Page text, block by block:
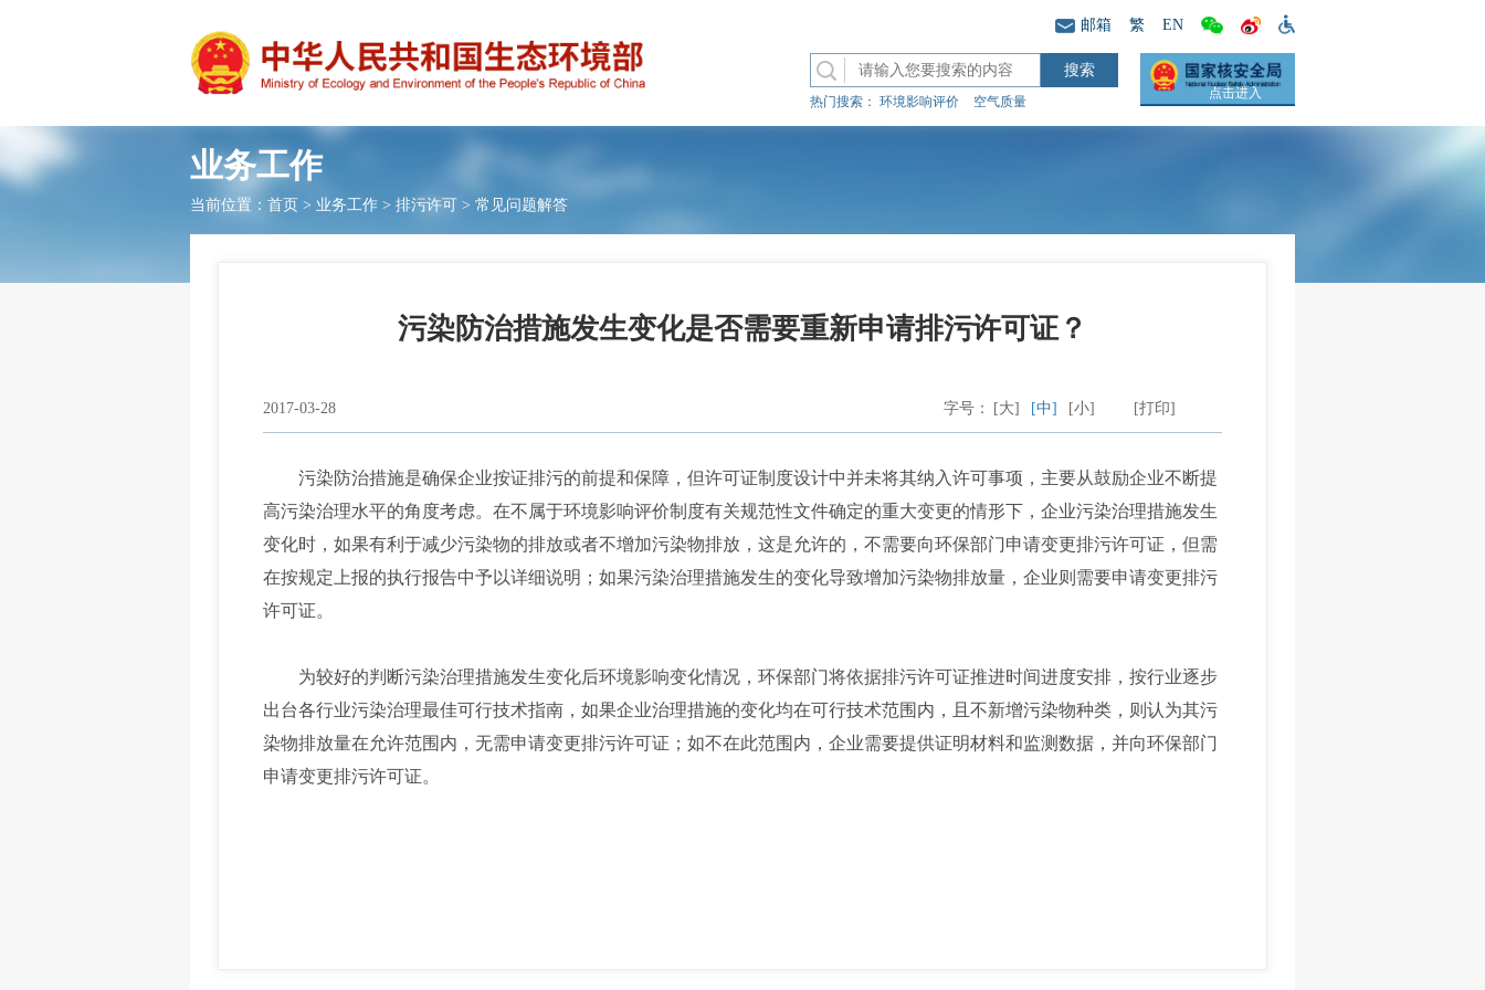
邮箱 繁 EN
热门搜索： 环境影响评价 空气质量
点击进入
业务工作
当前位置： 首页 > 业务工作 > 排污许可 > 常见问题解答
污染防治措施发生变化是否需要重新申请排污许可证？
2017-03-28 [打印]
字号： [大] [中] [小]
污染防治措施是确保企业按证排污的前提和保障，但许可证制度设计中并未将其纳入许可事项，主要从鼓励企业不断提
高污染治理水平的角度考虑。在不属于环境影响评价制度有关规范性文件确定的重大变更的情形下，企业污染治理措施发生
变化时，如果有利于减少污染物的排放或者不增加污染物排放，这是允许的，不需要向环保部门申请变更排污许可证，但需
在按规定上报的执行报告中予以详细说明；如果污染治理措施发生的变化导致增加污染物排放量，企业则需要申请变更排污
许可证。
为较好的判断污染治理措施发生变化后环境影响变化情况，环保部门将依据排污许可证推进时间进度安排，按行业逐步
出台各行业污染治理最佳可行技术指南，如果企业治理措施的变化均在可行技术范围内，且不新增污染物种类，则认为其污
染物排放量在允许范围内，无需申请变更排污许可证；如不在此范围内，企业需要提供证明材料和监测数据，并向环保部门
申请变更排污许可证。